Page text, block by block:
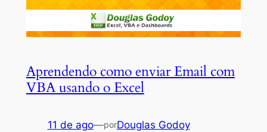
Aprendendo como enviar Email com
VBA usando o Excel
11 de ago—porDouglas Godoy